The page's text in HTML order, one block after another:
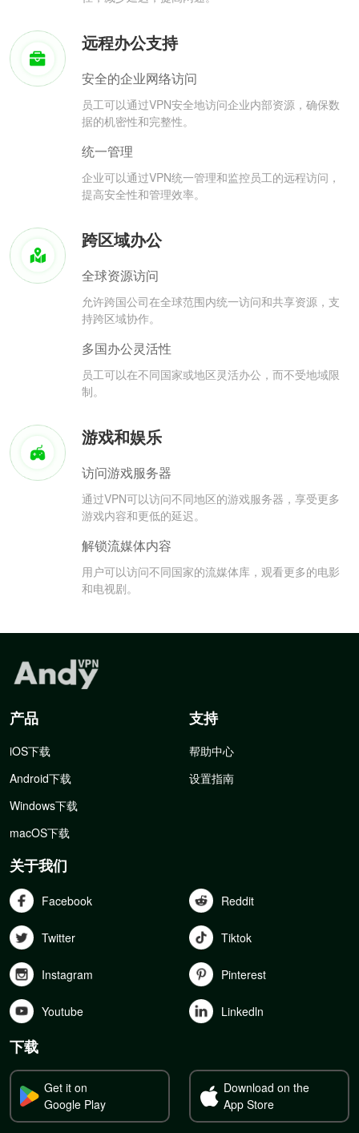
远程办公支持
安全的企业网络访问
员工可以通过VPN安全地访问企业内部资源，确保数
据的机密性和完整性。
统一管理
企业可以通过VPN统一管理和监控员工的远程访问，
提高安全性和管理效率。
跨区域办公
全球资源访问
允许跨国公司在全球范围内统一访问和共享资源，支
持跨区域协作。
多国办公灵活性
员工可以在不同国家或地区灵活办公，而不受地域限
制。
游戏和娱乐
访问游戏服务器
通过VPN可以访问不同地区的游戏服务器，享受更多
游戏内容和更低的延迟。
解锁流媒体内容
用户可以访问不同国家的流媒体库，观看更多的电影
和电视剧。
产品
iOS下载
Android下载
Windows下载
macOS下载
支持
帮助中心
设置指南
关于我们
Facebook Reddit
Twitter Tiktok
Instagram Pinterest
Youtube Linkedln
下载
Get it on
Google Play
Download on the
App Store